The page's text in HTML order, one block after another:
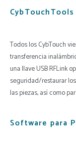
CybTouchTools
Todos los CybTouch
transferencia
una llave USB RFLink
seguridad/restaurar
las piezas, así como
Software para